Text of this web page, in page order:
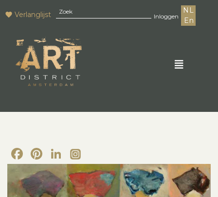
Verlanglijst Inloggen
NL
En
Facebook
Pinterest
LinkedIn